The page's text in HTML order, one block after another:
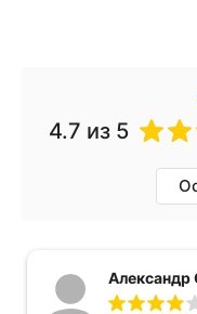
4.7 из 5
Александр